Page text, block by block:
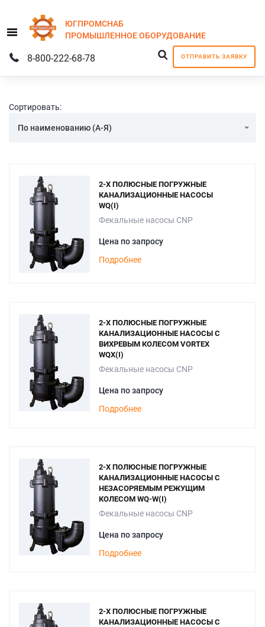
Menu
ЮГПРОМСНАБ
ПРОМЫШЛЕННОЕОБОРУДОВАНИЕ
ОТПРАВИТЬ ЗАЯВКУ
8-800-222-68-78
Сортировать:
По наименованию (А-Я)
2-Х ПОЛЮСНЫЕ ПОГРУЖНЫЕ
КАНАЛИЗАЦИОННЫЕ НАСОСЫ
WQ(I)
Фекальные насосы CNP
Цена по запросу
Подробнее
2-Х ПОЛЮСНЫЕ ПОГРУЖНЫЕ
КАНАЛИЗАЦИОННЫЕ НАСОСЫ С
ВИХРЕВЫМ КОЛЕСОМ VORTEX
WQX(I)
Фекальные насосы CNP
Цена по запросу
Подробнее
2-Х ПОЛЮСНЫЕ ПОГРУЖНЫЕ
КАНАЛИЗАЦИОННЫЕ НАСОСЫ С
НЕЗАСОРЯЕМЫМ РЕЖУЩИМ
КОЛЕСОМ WQ-W(I)
Фекальные насосы CNP
Цена по запросу
Подробнее
2-Х ПОЛЮСНЫЕ ПОГРУЖНЫЕ
КАНАЛИЗАЦИОННЫЕ НАСОСЫ С